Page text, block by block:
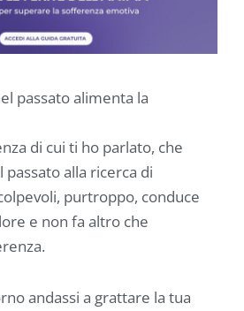
passato alimenta la
di cui ti ho parlato, che
passato alla ricerca di
purtroppo, conduce
e non fa altro che
andassi a grattare la tua